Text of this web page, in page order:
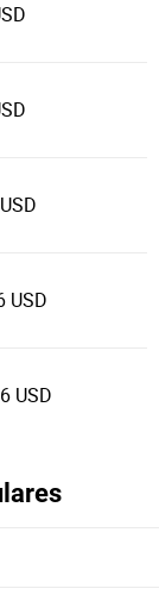
USD
USD